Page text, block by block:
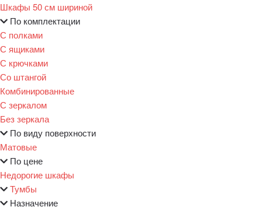
Шкафы 50 см шириной
По комплектации
С полками
С ящиками
С крючками
Со штангой
Комбинированные
С зеркалом
Без зеркала
По виду поверхности
Матовые
По цене
Недорогие шкафы
Тумбы
Назначение